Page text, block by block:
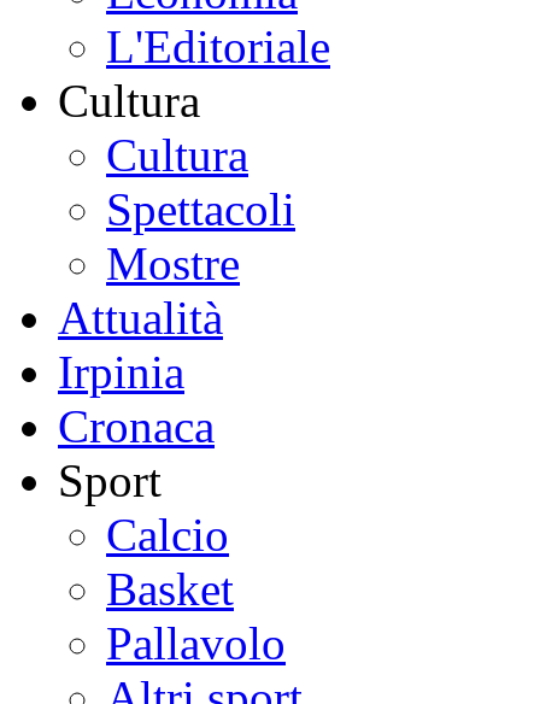
L'Editoriale
Cultura
Cultura
Spettacoli
Mostre
Attualità
Irpinia
Cronaca
Sport
Calcio
Basket
Pallavolo